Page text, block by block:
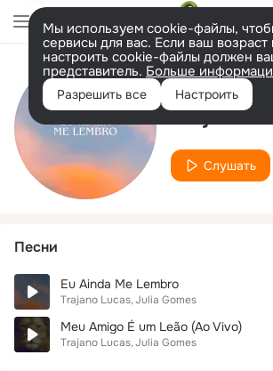
Мы используем cookie-файлы,
сервисы для вас. Если ваш возраст
настроить cookie-файлы должен
представитель. Больше
Разрешить все Настроить
Исполнитель
Trajano
Слушать
Песни
Eu Ainda Me Lembro
Trajano Lucas Julia Gomes
Meu Amigo É um Leão (Ao Vivo)
Trajano Lucas Julia Gomes